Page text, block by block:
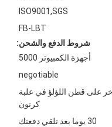
ISO9001,SGS
FB-LBT
شروط الدفع والشحن:
أجهزة الكمبيوتر 5000
negotiable
على قطن اللؤلؤ في علبة
كرتون
30 يوما بعد تلقي دفعتك